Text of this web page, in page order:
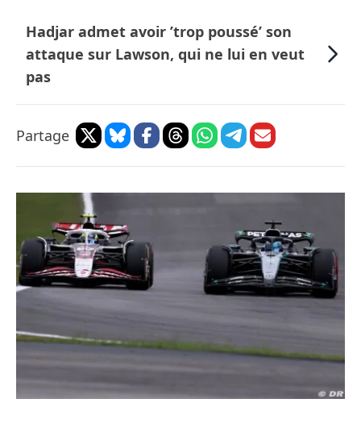
Hadjar admet avoir ’trop poussé’ son
attaque sur Lawson, qui ne lui en veut
pas
Partage